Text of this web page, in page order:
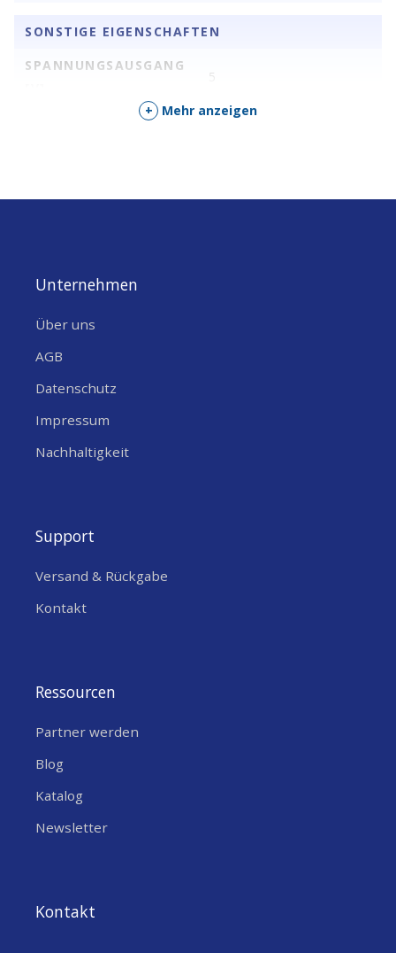
SONSTIGE EIGENSCHAFTEN
SPANNUNGSAUSGANG
5
+
Mehr anzeigen
Unternehmen
Über uns
AGB
Datenschutz
Impressum
Nachhaltigkeit
Support
Versand & Rückgabe
Kontakt
Ressourcen
Partner werden
Blog
Katalog
Newsletter
Kontakt